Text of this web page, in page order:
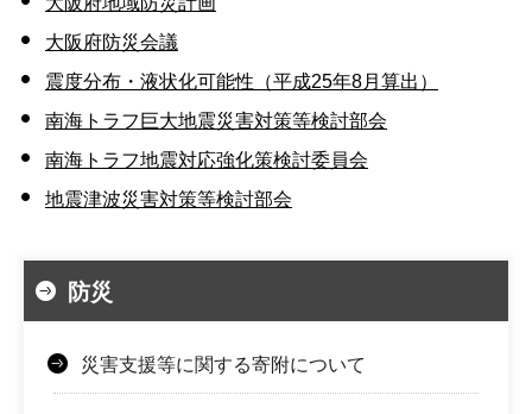
大阪府防災会議
震度分布・液状化可能性（平成25年8月算出）
南海トラフ巨大地震災害対策等検討部会
南海トラフ地震対応強化策検討委員会
地震津波災害対策等検討部会
防災
災害支援等に関する寄附について